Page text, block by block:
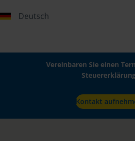
Deutsch
Vereinbaren Sie einen
Kontakt